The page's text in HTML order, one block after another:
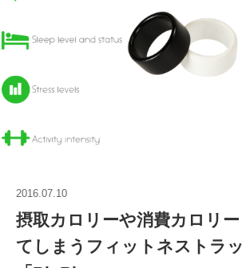
2016.07.10
摂取カロリーや消費カロリ
てしまうフィットネストラ